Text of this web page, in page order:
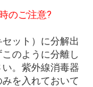
のご注意?
ット）に分解出
のように分離し
。紫外線消毒器
を入れておいて